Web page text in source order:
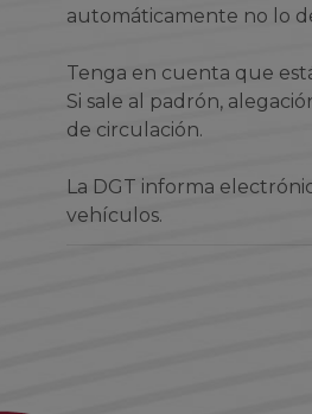
automáticamente no lo
Tenga en cuenta que
Si sale al padrón,
de circulación.
La DGT informa
vehículos.